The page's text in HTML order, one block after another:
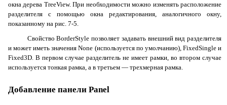
окна дерева TreeView. При необходимости можно изменять расположение
разделителя с помощью окна редактирования, аналогичного окну,
показанному на рис. 7-5.
СвойствоBorderStyle позволяет задавать внешний вид разделителя
и может иметь значенияNone (используется по умолчанию), FixedSingleи
Fixed3D. В первом случае разделитель не имеет рамки, во втором случае
используется тонкая рамка, а в третьем — трехмерная рамка.
Добавление панели Panel